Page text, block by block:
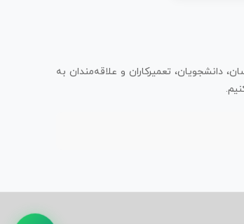
دانشجویان، تعمیرکاران و علاقه‌مندان به